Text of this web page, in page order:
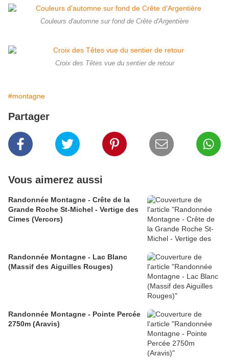
Couleurs d'automne sur fond de Crête d'Argentière
Croix des Têtes vue du sentier de retour
#montagne
Partager
Vous aimerez aussi
Randonnée Montagne - Crête de la
Grande Roche St-Michel - Vertige des
Cimes (Vercors)
Randonnée Montagne - Lac Blanc
(Massif des Aiguilles Rouges)
Randonnée Montagne - Pointe Percée
2750m (Aravis)